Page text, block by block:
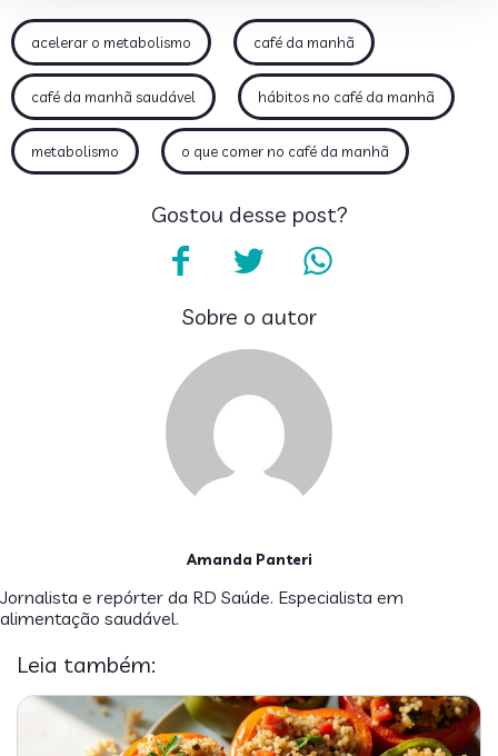
acelerar o metabolismo café da manhã
café da manhã saudável hábitos no café da manhã
metabolismo o que comer no café da manhã
Gostou desse post?
Sobre o autor
Amanda Panteri
Jornalista e repórter da RD Saúde. Especialista em
alimentação saudável.
Leia também: